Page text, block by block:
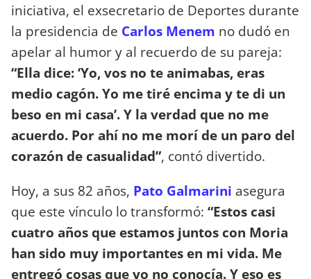
iniciativa, el exsecretario de Deportes durante
la presidencia de Carlos Menem no dudó en
apelar al humor y al recuerdo de su pareja:
“Ella dice: ‘Yo, vos no te animabas, eras
medio cagón. Yo me tiré encima y te di un
beso en mi casa’. Y la verdad que no me
acuerdo. Por ahí no me morí de un paro del
corazón de casualidad”, contó divertido.
Hoy, a sus 82 años, Pato Galmarini asegura
que este vínculo lo transformó: “Estos casi
cuatro años que estamos juntos con Moria
han sido muy importantes en mi vida. Me
entregó cosas que yo no conocía. Y eso es